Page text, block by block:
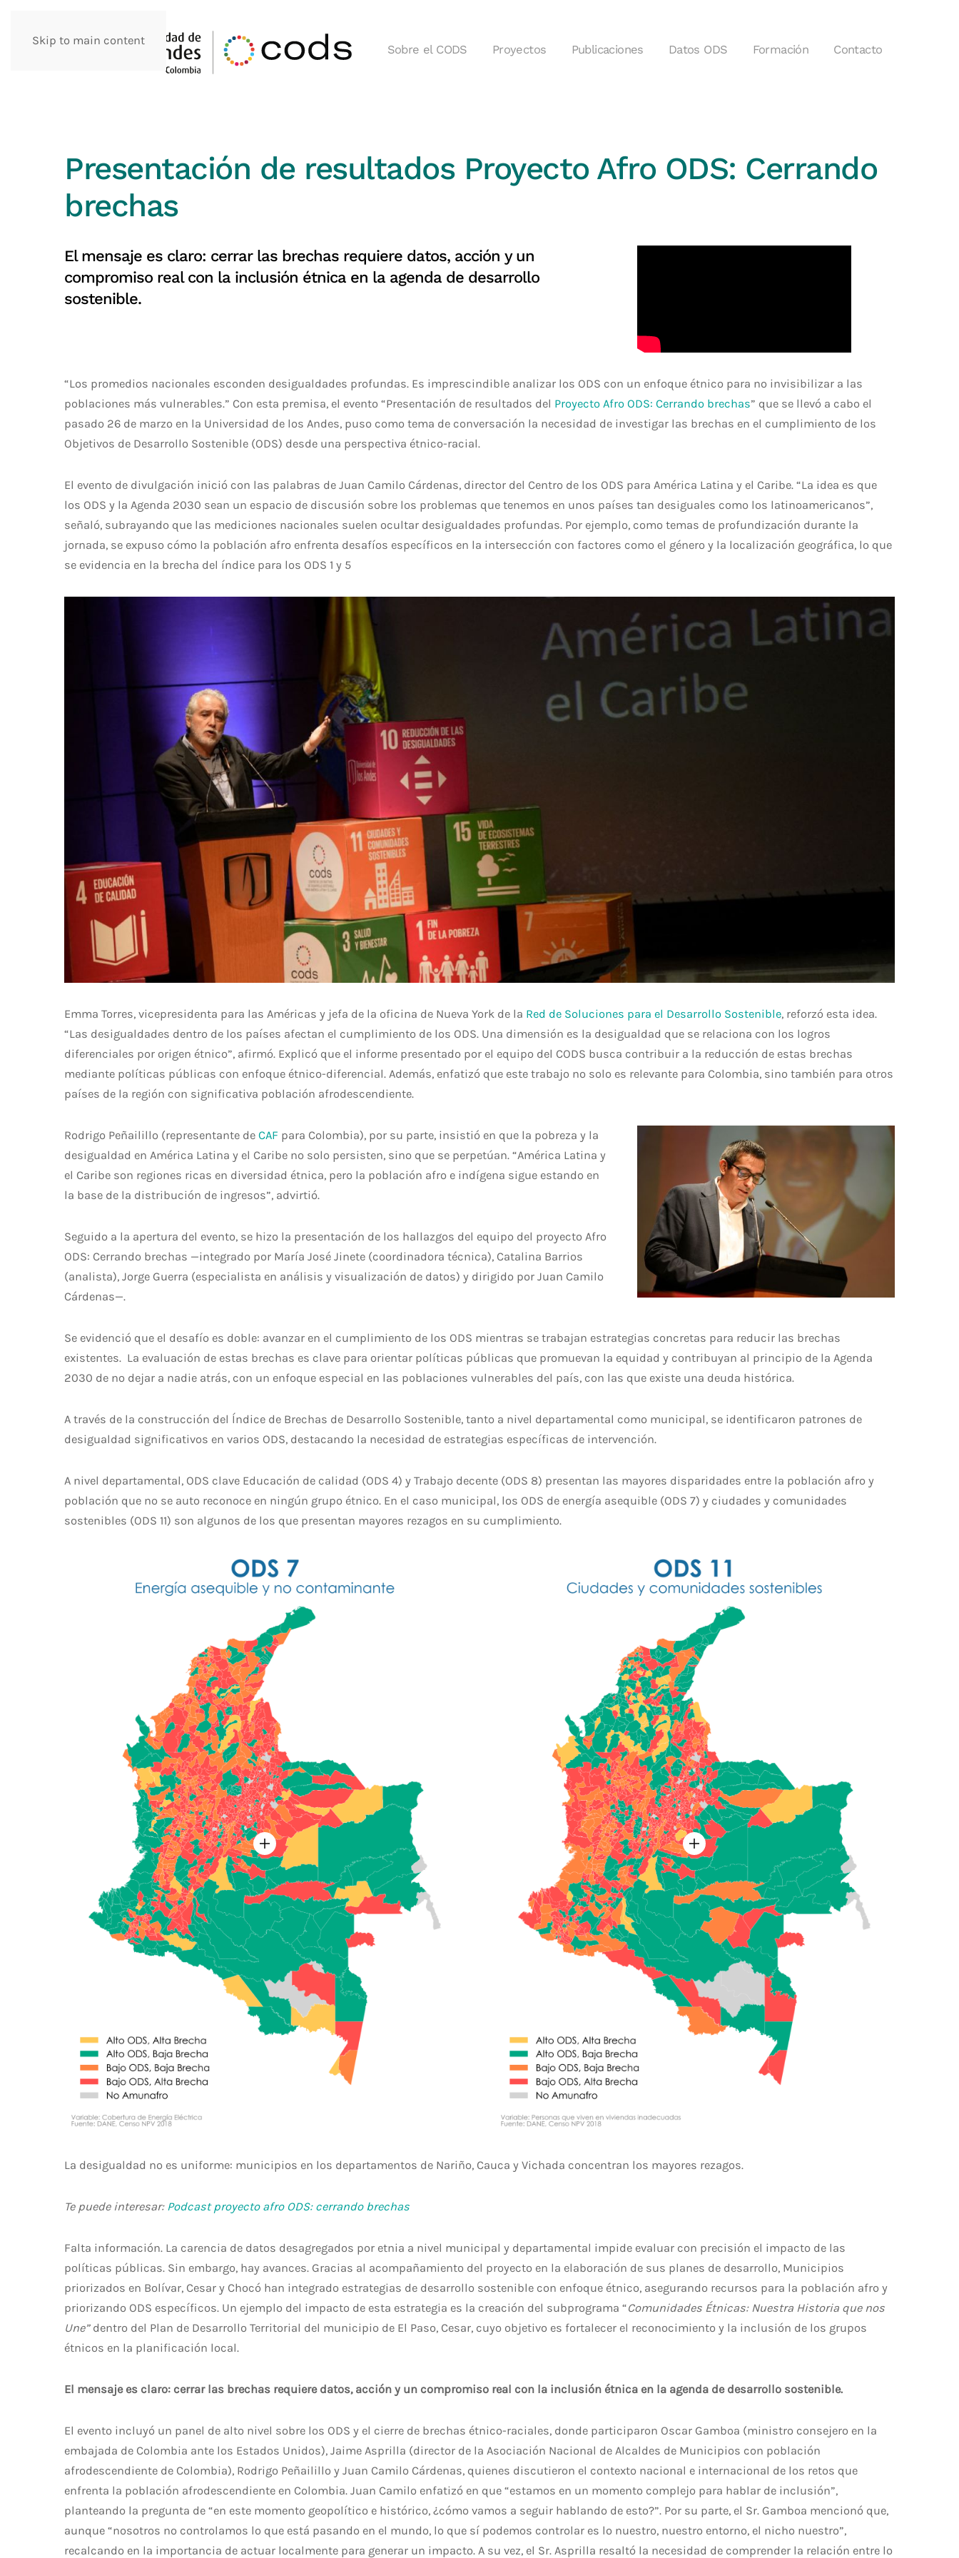
Skip to main content
Sobre el CODS Proyectos Publicaciones Datos ODS Formación Contacto
Presentación de resultados Proyecto Afro ODS: Cerrando
brechas
El mensaje es claro: cerrar las brechas requiere datos, acción y un
compromiso real con la inclusión étnica en la agenda de desarrollo
sostenible.
“Los promedios nacionales esconden desigualdades profundas. Es imprescindible analizar los ODS con un enfoque étnico para no invisibilizar a las
poblaciones más vulnerables.” Con esta premisa, el evento “Presentación de resultados del Proyecto Afro ODS: Cerrando brechas” que se llevó a cabo el
pasado 26 de marzo en la Universidad de los Andes, puso como tema de conversación la necesidad de investigar las brechas en el cumplimiento de los
Objetivos de Desarrollo Sostenible (ODS) desde una perspectiva étnico-racial.
El evento de divulgación inició con las palabras de Juan Camilo Cárdenas, director del Centro de los ODS para América Latina y el Caribe. “La idea es que
los ODS y la Agenda 2030 sean un espacio de discusión sobre los problemas que tenemos en unos países tan desiguales como los latinoamericanos”,
señaló, subrayando que las mediciones nacionales suelen ocultar desigualdades profundas. Por ejemplo, como temas de profundización durante la
jornada, se expuso cómo la población afro enfrenta desafíos específicos en la intersección con factores como el género y la localización geográfica, lo que
se evidencia en la brecha del índice para los ODS 1 y 5
Emma Torres, vicepresidenta para las Américas y jefa de la oficina de Nueva York de la Red de Soluciones para el Desarrollo Sostenible, reforzó esta idea.
“Las desigualdades dentro de los países afectan el cumplimiento de los ODS. Una dimensión es la desigualdad que se relaciona con los logros
diferenciales por origen étnico”, afirmó. Explicó que el informe presentado por el equipo del CODS busca contribuir a la reducción de estas brechas
mediante políticas públicas con enfoque étnico-diferencial. Además, enfatizó que este trabajo no solo es relevante para Colombia, sino también para otros
países de la región con significativa población afrodescendiente.
Rodrigo Peñailillo (representante de CAF para Colombia), por su parte, insistió en que la pobreza y la
desigualdad en América Latina y el Caribe no solo persisten, sino que se perpetúan. “América Latina y
el Caribe son regiones ricas en diversidad étnica, pero la población afro e indígena sigue estando en
la base de la distribución de ingresos”, advirtió.
Seguido a la apertura del evento, se hizo la presentación de los hallazgos del equipo del proyecto Afro
ODS: Cerrando brechas —integrado por María José Jinete (coordinadora técnica), Catalina Barrios
(analista), Jorge Guerra (especialista en análisis y visualización de datos) y dirigido por Juan Camilo
Cárdenas—.
Se evidenció que el desafío es doble: avanzar en el cumplimiento de los ODS mientras se trabajan estrategias concretas para reducir las brechas
existentes. La evaluación de estas brechas es clave para orientar políticas públicas que promuevan la equidad y contribuyan al principio de la Agenda
2030 de no dejar a nadie atrás, con un enfoque especial en las poblaciones vulnerables del país, con las que existe una deuda histórica.
A través de la construcción del Índice de Brechas de Desarrollo Sostenible, tanto a nivel departamental como municipal, se identificaron patrones de
desigualdad significativos en varios ODS, destacando la necesidad de estrategias específicas de intervención.
A nivel departamental, ODS clave Educación de calidad (ODS 4) y Trabajo decente (ODS 8) presentan las mayores disparidades entre la población afro y
población que no se auto reconoce en ningún grupo étnico. En el caso municipal, los ODS de energía asequible (ODS 7) y ciudades y comunidades
sostenibles (ODS 11) son algunos de los que presentan mayores rezagos en su cumplimiento.
La desigualdad no es uniforme: municipios en los departamentos de Nariño, Cauca y Vichada concentran los mayores rezagos.
Te puede interesar: Podcast proyecto afro ODS: cerrando brechas
Falta información. La carencia de datos desagregados por etnia a nivel municipal y departamental impide evaluar con precisión el impacto de las
políticas públicas. Sin embargo, hay avances. Gracias al acompañamiento del proyecto en la elaboración de sus planes de desarrollo, Municipios
priorizados en Bolívar, Cesar y Chocó han integrado estrategias de desarrollo sostenible con enfoque étnico, asegurando recursos para la población afro y
priorizando ODS específicos. Un ejemplo del impacto de esta estrategia es la creación del subprograma “Comunidades Étnicas: Nuestra Historia que nos
Une”dentro del Plan de Desarrollo Territorial del municipio de El Paso, Cesar, cuyo objetivo es fortalecer el reconocimiento y la inclusión de los grupos
étnicos en la planificación local.
El mensaje es claro: cerrar las brechas requiere datos, acción y un compromiso real con la inclusión étnica en la agenda de desarrollo sostenible.
El evento incluyó un panel de alto nivel sobre los ODS y el cierre de brechas étnico-raciales, donde participaron Oscar Gamboa (ministro consejero en la
embajada de Colombia ante los Estados Unidos), Jaime Asprilla (director de la Asociación Nacional de Alcaldes de Municipios con población
afrodescendiente de Colombia), Rodrigo Peñailillo y Juan Camilo Cárdenas, quienes discutieron el contexto nacional e internacional de los retos que
enfrenta la población afrodescendiente en Colombia. Juan Camilo enfatizó en que “estamos en un momento complejo para hablar de inclusión”,
planteando la pregunta de “en este momento geopolítico e histórico, ¿cómo vamos a seguir hablando de esto?”. Por su parte, el Sr. Gamboa mencionó que,
aunque “nosotros no controlamos lo que está pasando en el mundo, lo que sí podemos controlar es lo nuestro, nuestro entorno, el nicho nuestro”,
recalcando en la importancia de actuar localmente para generar un impacto. A su vez, el Sr. Asprilla resaltó la necesidad de comprender la relación entre lo